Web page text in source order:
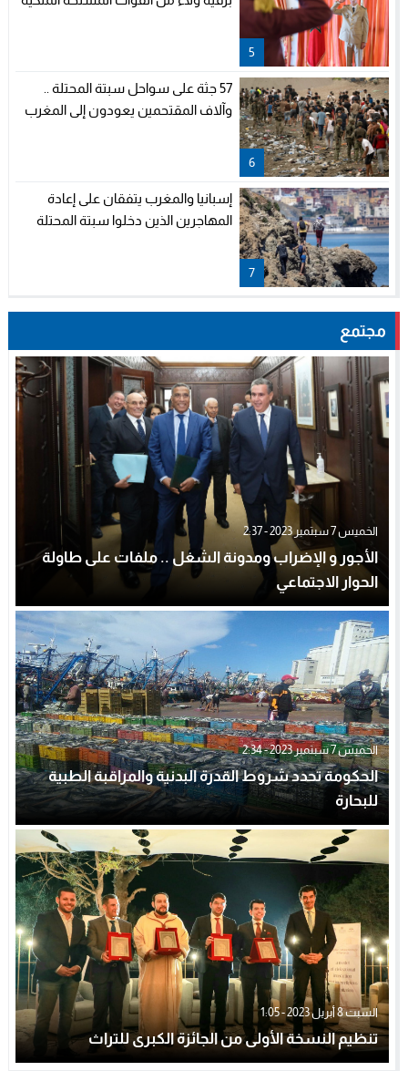
5
6
57 جثة على سواحل سبتة المحتلة ..
وآلاف المقتحمين يعودون إلى المغرب
7
إسبانيا والمغرب يتفقان على إعادة
المهاجرين الذين دخلوا سبتة المحتلة
مجتمع
الخميس 7 سبتمبر 2023 - 2:37
الأجور و الإضراب ومدونة الشغل .. ملفات على طاولة
الحوار الاجتماعي
الخميس 7 سبتمبر 2023 - 2:34
الحكومة تحدد شروط القدرة البدنية والمراقبة الطبية
للبحارة
السبت 8 أبريل 2023 - 1:05
تنظيم النسخة الأولى من الجائزة الكبرى للتراث